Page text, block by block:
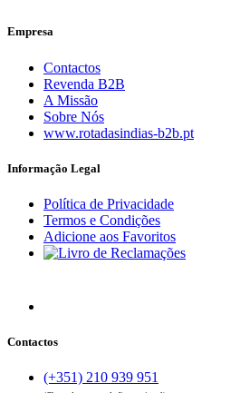
Empresa
Contactos
Revenda B2B
A Missão
Sobre Nós
www.rotadasindias-b2b.pt
Informação Legal
Política de Privacidade
Termos e Condições
Adicione aos Favoritos
Contactos
(+351) 210 939 951